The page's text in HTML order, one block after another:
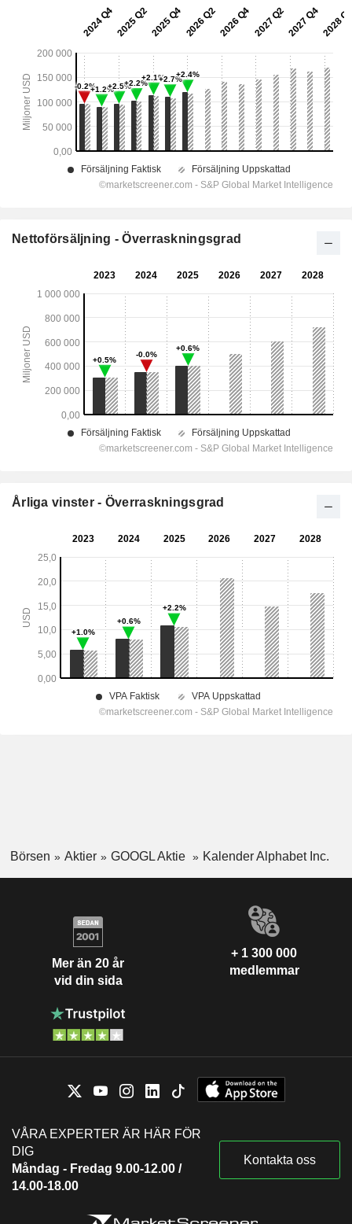
Nettoförsäljning - Överraskningsgrad
Årliga vinster - Överraskningsgrad
Börsen Aktier GOOGL Aktie Kalender Alphabet Inc.
Mer än 20 år
vid din sida
+ 1 300 000
medlemmar
VÅRA EXPERTER ÄR HÄR FÖR
DIG
Måndag - Fredag 9.00-12.00 /
14.00-18.00
Kontakta oss